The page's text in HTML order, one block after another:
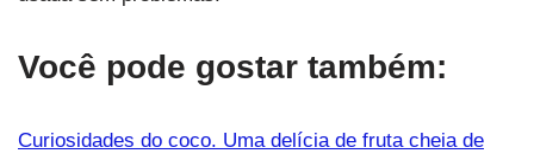
Você pode gostar também:
Curiosidades do coco. Uma delícia de fruta cheia de